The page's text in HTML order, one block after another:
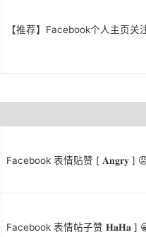
【推荐】Facebook个人主页
Facebook 表情贴赞 [ 𝐀𝐧𝐠𝐫𝐲 ]
Facebook 表情帖子赞 𝐇𝐚𝐇𝐚 ]